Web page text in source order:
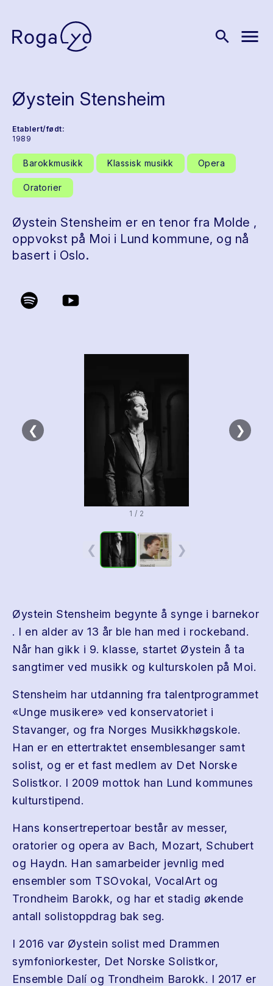
search menu
Øystein Stensheim
Etablert/født:
1989
Barokkmusikk Klassisk musikk Opera
Oratorier
Øystein Stensheim er en tenor fra Molde ,
oppvokst på Moi i Lund kommune, og nå
basert i Oslo.
❮ ❯
1 / 2
❮ ❯
Øystein Stensheim begynte å synge i barnekor
. I en alder av 13 år ble han med i rockeband.
Når han gikk i 9. klasse, startet Øystein å ta
sangtimer ved musikk og kulturskolen på Moi.
Stensheim har utdanning fra talentprogrammet
«Unge musikere» ved konservatoriet i
Stavanger, og fra Norges Musikkhøgskole.
Han er en ettertraktet ensemblesanger samt
solist, og er et fast medlem av Det Norske
Solistkor. I 2009 mottok han Lund kommunes
kulturstipend.
Hans konsertrepertoar består av messer,
oratorier og opera av Bach, Mozart, Schubert
og Haydn. Han samarbeider jevnlig med
ensembler som TSOvokal, VocalArt og
Trondheim Barokk, og har et stadig økende
antall solistoppdrag bak seg.
I 2016 var Øystein solist med Drammen
symfoniorkester, Det Norske Solistkor,
Ensemble Dalí og Trondheim Barokk. I 2017 er